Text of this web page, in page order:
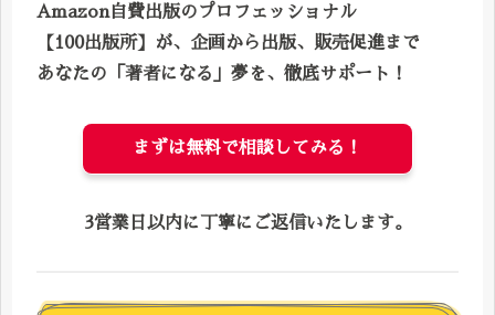
Amazon自費出版のプロフェッショナル
【100出版所】が、企画から出版、販売促進まで
あなたの「著者になる」夢を、徹底サポート！
まずは無料で相談してみる！
3営業日以内に丁寧にご返信いたします。